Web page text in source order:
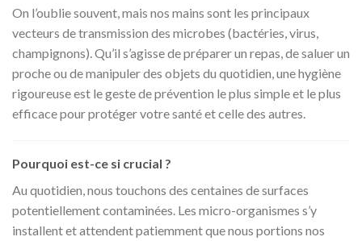
On l’oublie souvent, mais nos mains sont les principaux
vecteurs de transmission des microbes (bactéries, virus,
champignons). Qu’il s’agisse de préparer un repas, de saluer un
proche ou de manipuler des objets du quotidien, une hygiène
rigoureuse est le geste de prévention le plus simple et le plus
efficace pour protéger votre santé et celle des autres.
Pourquoi est-ce si crucial ?
Au quotidien, nous touchons des centaines de surfaces
potentiellement contaminées. Les micro-organismes s’y
installent et attendent patiemment que nous portions nos